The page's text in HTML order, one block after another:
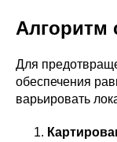
Алгоритм
Для
обеспечения
варьировать